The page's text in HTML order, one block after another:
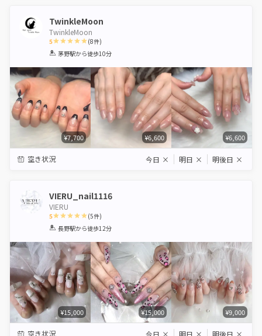
TwinkleMoon
TwinkleMoon
5
1 2 3 4 5
(8件)
茅野駅から徒歩10分
¥7,700 ¥6,600 ¥6,600
空き状況 今日 × 明日 × 明後日 ×
VIERU_nail1116
VIERU
5
1 2 3 4 5
(5件)
長野駅から徒歩12分
¥15,000 ¥15,000 ¥9,000
空き状況 今日 × 明日 × 明後日 ×